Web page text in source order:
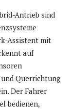
Antrieb sind
Assistent mit
auf
Querrichtung
Der Fahrer
bedienen,